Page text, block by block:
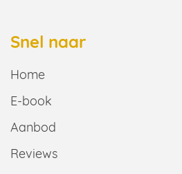
Snel naar
Home
E-book
Aanbod
Reviews